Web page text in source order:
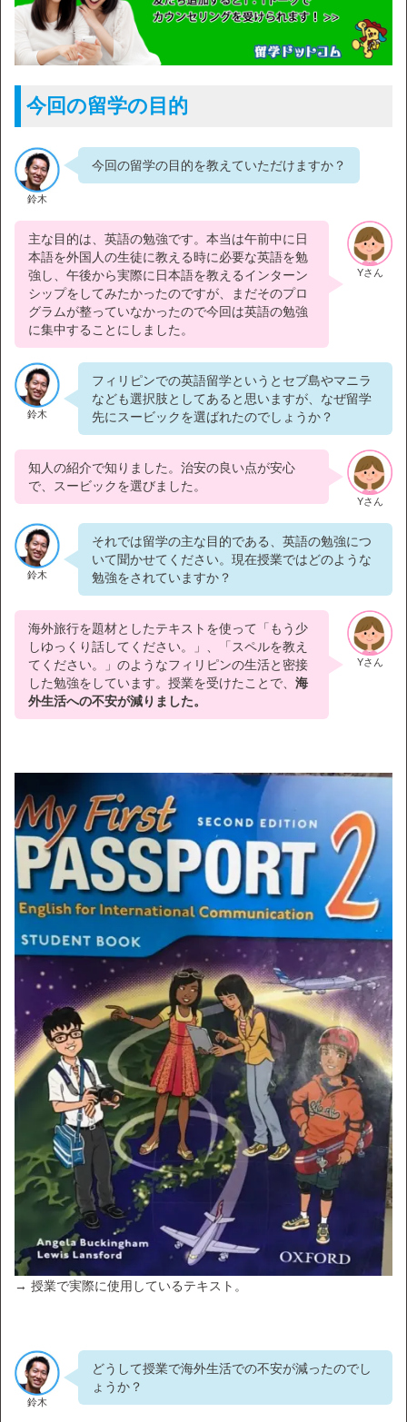
今回の留学の目的
鈴木
今回の留学の目的を教えていただけますか？
Yさん
主な目的は、英語の勉強です。本当は午前中に日
本語を外国人の生徒に教える時に必要な英語を勉
強し、午後から実際に日本語を教えるインターン
シップをしてみたかったのですが、まだそのプロ
グラムが整っていなかったので今回は英語の勉強
に集中することにしました。
鈴木
フィリピンでの英語留学というとセブ島やマニラ
なども選択肢としてあると思いますが、なぜ留学
先にスービックを選ばれたのでしょうか？
Yさん
知人の紹介で知りました。治安の良い点が安心
で、スービックを選びました。
鈴木
それでは留学の主な目的である、英語の勉強につ
いて聞かせてください。現在授業ではどのような
勉強をされていますか？
Yさん
海外旅行を題材としたテキストを使って「もう少
しゆっくり話してください。」、「スペルを教え
てください。」のようなフィリピンの生活と密接
した勉強をしています。授業を受けたことで、 海
外生活への不安が減りました。
→ 授業で実際に使用しているテキスト。
鈴木
どうして授業で海外生活での不安が減ったのでし
ょうか？